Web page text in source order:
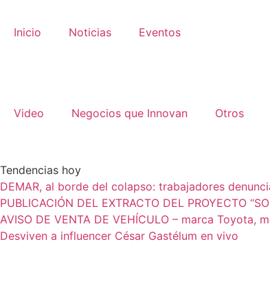
Inicio Noticias Eventos
Video Negocios que Innovan Otros
Tendencias hoy
DEMAR, al borde del colapso: trabajadores
PUBLICACIÓN DEL EXTRACTO DEL PROYECTO
AVISO DE VENTA DE VEHÍCULO – marca Toyota,
Desviven a influencer César Gastélum en vivo